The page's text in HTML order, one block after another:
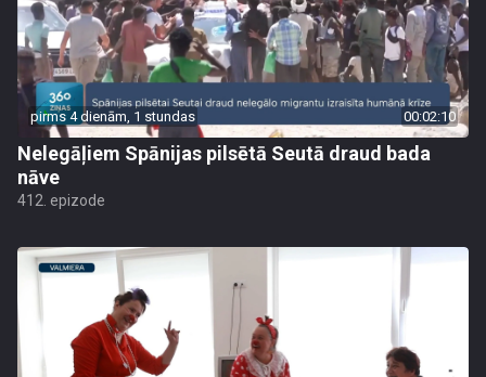
pirms 4 dienām, 1 stundas 00:02:10
Nelegāļiem Spānijas pilsētā Seutā draud bada
nāve
412. epizode